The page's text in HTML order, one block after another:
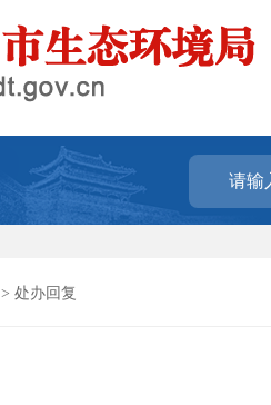
> 处办回复